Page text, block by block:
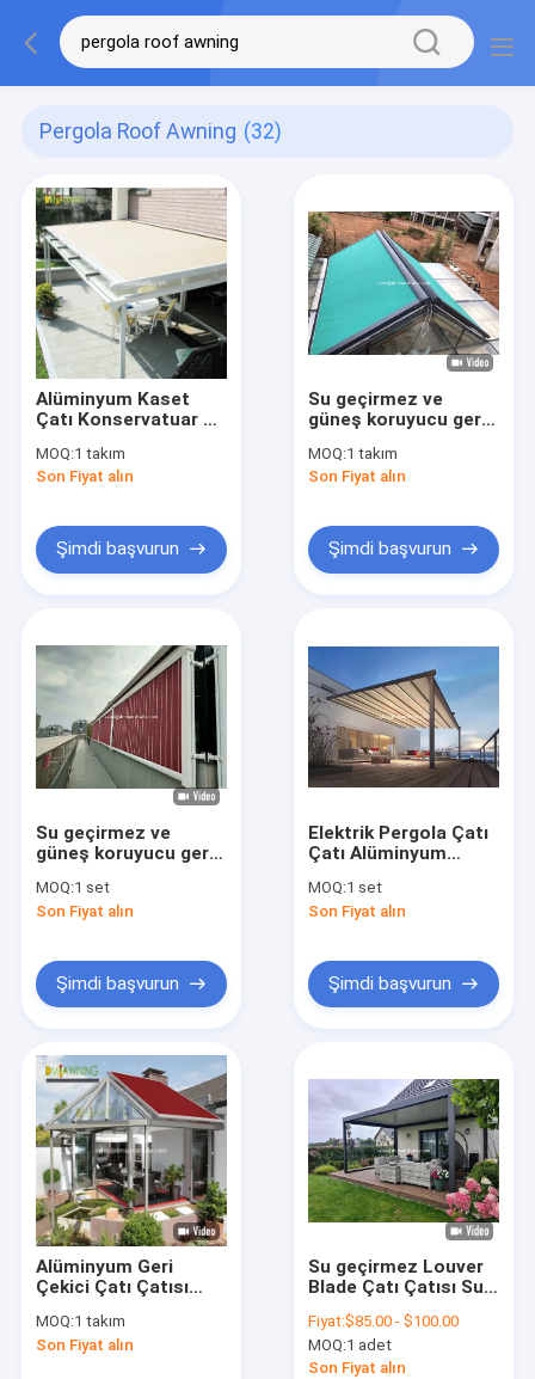
Pergola Roof Awning (32)
Alüminyum Kaset
Çatı Konservatuar Su
Çatı Çatısı
MOQ:1 takım
Son Fiyat alın
Şimdi başvurun
Su geçirmez ve
güneş koruyucu geri
perdanesi güneş
odası geri çekilebilir
MOQ:1 takım
Son Fiyat alın
Şimdi başvurun
Su geçirmez ve
güneş koruyucu geri
perdanesi güneş
odası geri çekilebilir
MOQ:1 set
Son Fiyat alın
Şimdi başvurun
Elektrik Pergola Çatı
Çatı Alüminyum
geçirmez Bahçe
Çadırı
MOQ:1 set
Son Fiyat alın
Şimdi başvurun
Alüminyum Geri
Çekici Çatı Çatısı
Kaseti Katlanabilir
Kol Çatısı
MOQ:1 takım
Son Fiyat alın
Su geçirmez Louver
Blade Çatı Çatısı Su
Çerçeve Pergola
Çatıları
Fiyat:$85.00 - $100.00
MOQ:1 adet
Son Fiyat alın